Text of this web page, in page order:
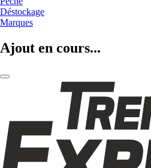
Déstockage
Marques
Ajout en cours...